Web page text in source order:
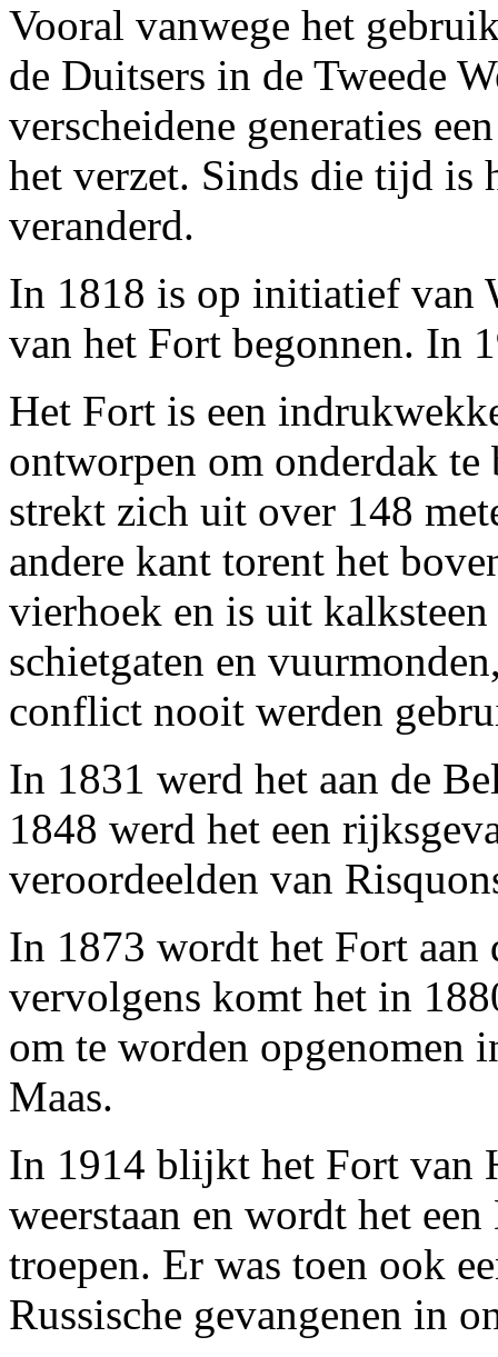
Vooral vanwege het
de Duitsers in de Tweede
verscheidene generaties
het verzet. Sinds die tijd is
veranderd.
In 1818 is op initiatief van
van het Fort begonnen. In
Het Fort is een
ontworpen om onderdak te
strekt zich uit over 148
andere kant torent het
vierhoek en is uit
schietgaten en
conflict nooit werden
In 1831 werd het aan de
1848 werd het een
veroordeelden van
In 1873 wordt het Fort aan
vervolgens komt het in
om te worden opgenomen
Maas.
In 1914 blijkt het Fort van
weerstaan en wordt het
troepen. Er was toen ook
Russische gevangenen in